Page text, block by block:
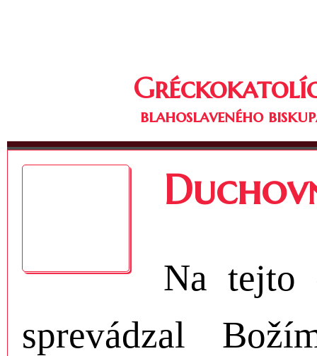
blahoslaveného
Na tejto
sprevádzal